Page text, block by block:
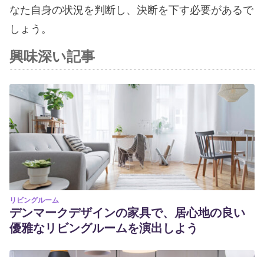
なた自身の状況を判断し、決断を下す必要があるで
しょう。
興味深い記事
リビングルーム
デンマークデザインの家具で、居心地の良い
優雅なリビングルームを演出しよう